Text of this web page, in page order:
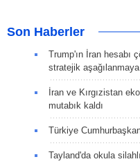
Son Haberler
Trump'ın İran hesabı
stratejik aşağılanmaya
İran ve Kırgızistan
mutabık kaldı
Türkiye
Tayland'da okula